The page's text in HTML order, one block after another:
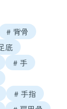
# 背骨
底
# 手
# 手指